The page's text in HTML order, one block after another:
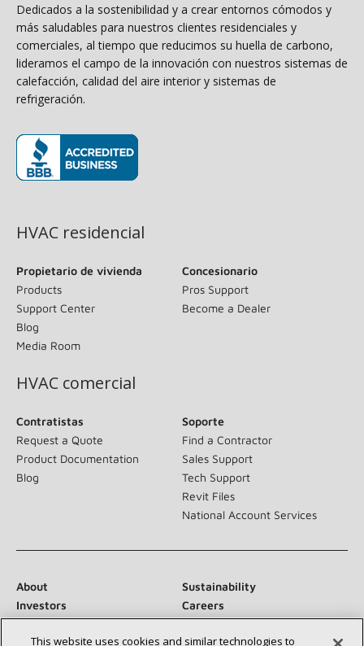
Dedicados a la sostenibilidad y a crear entornos cómodos y
más saludables para nuestros clientes residenciales y
comerciales, al tiempo que reducimos su huella de carbono,
lideramos el campo de la innovación con nuestros sistemas de
calefacción, calidad del aire interior y sistemas de
refrigeración.
HVAC residencial
Propietario de vivienda
Products
Support Center
Blog
Media Room
Concesionario
Pros Support
Become a Dealer
HVAC comercial
Contratistas
Request a Quote
Product Documentation
Blog
Soporte
Find a Contractor
Sales Support
Tech Support
Revit Files
National Account Services
About
Sustainability
Investors
Careers
Suppliers
Contact Us
Newsroom
This website uses cookies and similar technologies to